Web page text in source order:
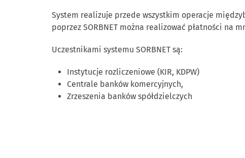
System realizuje przede wszystkim operacje
poprzez SORBNET można realizować płatności na
Uczestnikami systemu SORBNET są:
Instytucje rozliczeniowe (KIR, KDPW)
Centrale banków komercyjnych,
Zrzeszenia banków spółdzielczych